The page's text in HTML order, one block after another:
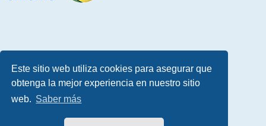
Este sitio web utiliza cookies para asegurar que
obtenga la mejor experiencia en nuestro sitio
web. Saber más